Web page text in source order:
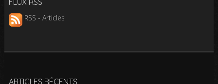
FLUX RSS
RSS - Articles
ARTICLES RÉCENTS